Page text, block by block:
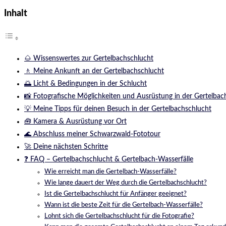
Inhalt
🌰 Wissenswertes zur Gertelbachschlucht
🚶️ Meine Ankunft an der Gertelbachschlucht
🌅 Licht & Bedingungen in der Schlucht
📸 Fotografische Möglichkeiten und Ausrüstung in der
💡 Meine Tipps für deinen Besuch in der Gertelbachschlucht
🧰 Kamera & Ausrüstung vor Ort
🌊 Abschluss meiner Schwarzwald-Fototour
🚀 Deine nächsten Schritte
❓ FAQ – Gertelbachschlucht & Gertelbach-Wasserfälle
Wie erreicht man die Gertelbach-Wasserfälle?
Wie lange dauert der Weg durch die Gertelbachschlucht?
Ist die Gertelbachschlucht für Anfänger geeignet?
Wann ist die beste Zeit für die Gertelbach-Wasserfälle?
Lohnt sich die Gertelbachschlucht für die Fotografie?